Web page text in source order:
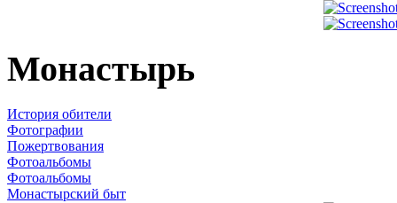
Монастырь
История обители
Фотографии
Пожертвования
Фотоальбомы
Фотоальбомы
Монастырский быт